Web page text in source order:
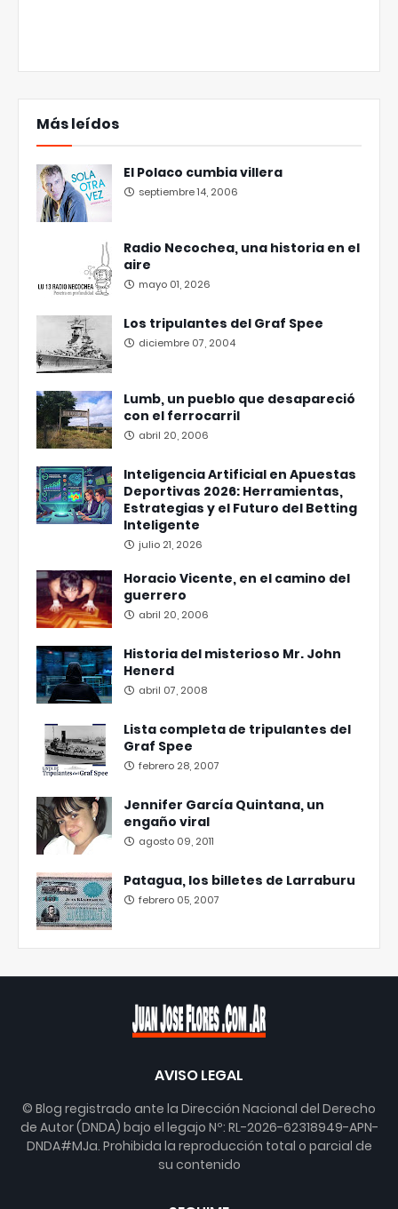
Más leídos
El Polaco cumbia villera
septiembre 14, 2006
Radio Necochea, una historia en el
aire
mayo 01, 2026
Los tripulantes del Graf Spee
diciembre 07, 2004
Lumb, un pueblo que desapareció
con el ferrocarril
abril 20, 2006
Inteligencia Artificial en Apuestas
Deportivas 2026: Herramientas,
Estrategias y el Futuro del Betting
Inteligente
julio 21, 2026
Horacio Vicente, en el camino del
guerrero
abril 20, 2006
Historia del misterioso Mr. John
Henerd
abril 07, 2008
Lista completa de tripulantes del
Graf Spee
febrero 28, 2007
Jennifer García Quintana, un
engaño viral
agosto 09, 2011
Patagua, los billetes de Larraburu
febrero 05, 2007
AVISO LEGAL
© Blog registrado ante la Dirección Nacional del Derecho
de Autor (DNDA) bajo el legajo Nº: RL-2026-62318949-APN-
DNDA#MJa. Prohibida la reproducción total o parcial de
su contenido